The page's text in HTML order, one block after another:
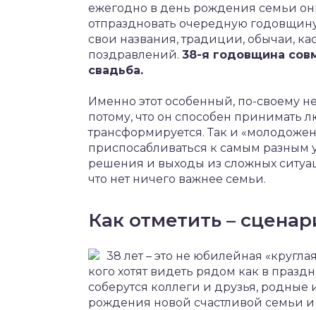
ежегодно в день рождения семьи
отпраздновать очередную
свои названия, традиции, обычаи,
поздравлений. 38-я годовщина
свадьба.
Именно этот особенный, по-своему
потому, что он способен принимать
трансформируется. Так и
приспосабливаться к самым
решения и выходы из сложных
что нет ничего важнее семьи.
Как отметить –
38 лет – это не юбилейная
кого хотят видеть рядом как в
соберутся коллеги и друзья,
рождения новой счастливой семьи